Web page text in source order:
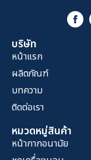
บริษัท
หน้าแรก
ผลิตภัณฑ์
บทความ
ติดต่อเรา
หมวดหมู่สินค้า
หน้ากากอนามัย